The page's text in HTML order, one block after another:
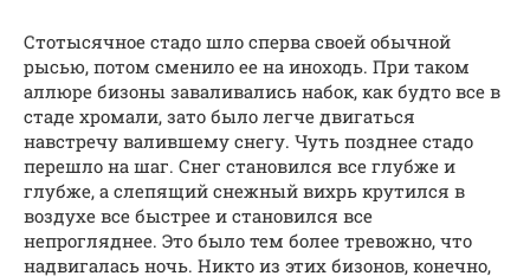
Стотысячное стадо шло сперва своей обычной
рысью, потом сменило ее на иноходь. При таком
аллюре бизоны заваливались набок, как будто все в
стаде хромали, зато было легче двигаться
навстречу валившему снегу. Чуть позднее стадо
перешло на шаг. Снег становился все глубже и
глубже, а слепящий снежный вихрь крутился в
воздухе все быстрее и становился все
непрогляднее. Это было тем более тревожно, что
надвигалась ночь. Никто из этих бизонов, конечно,